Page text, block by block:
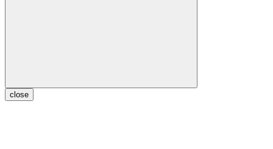
close